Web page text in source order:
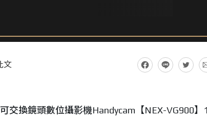
文
交換鏡頭數位攝影機Handycam【NEX-VG900】